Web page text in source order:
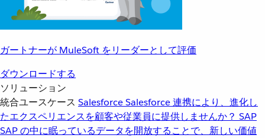
ガートナーが MuleSoft をリーダーとして評価
ダウンロードする
ソリューション
統合ユースケース SalesforceSalesforce 連携により、進化し
たエクスペリエンスを顧客や従業員に提供しませんか？ SAP
SAP の中に眠っているデータを開放することで、新しい価値